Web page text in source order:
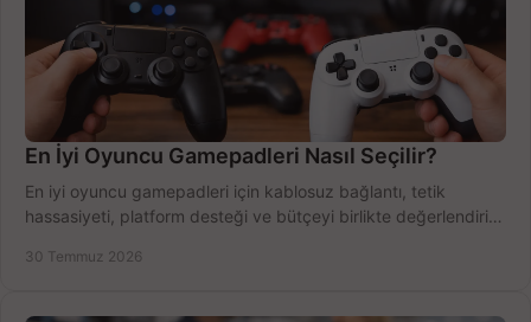
En İyi Oyuncu Gamepadleri Nasıl Seçilir?
En iyi oyuncu gamepadleri için kablosuz bağlantı, tetik
hassasiyeti, platform desteği ve bütçeyi birlikte değerlendirin;
30 Temmuz 2026